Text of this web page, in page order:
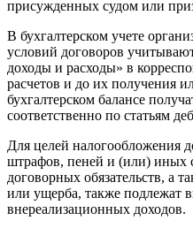
присужденных судом или
В бухгалтерском учете
условий договоров
доходы и расходы» в
расчетов и до их получения
бухгалтерском балансе
соответственно по статьям
Для целей налогообложения
штрафов, пеней и (или) иных
договорных обязательств, а
или ущерба, также подлежат
внереализационных доходов.